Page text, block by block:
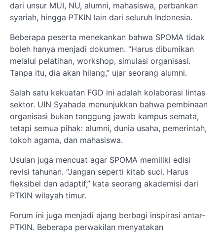
dari unsur MUI, NU, alumni, mahasiswa, perbankan
syariah, hingga PTKIN lain dari seluruh Indonesia.
Beberapa peserta menekankan bahwa SPOMA tidak
boleh hanya menjadi dokumen. “Harus dibumikan
melalui pelatihan, workshop, simulasi organisasi.
Tanpa itu, dia akan hilang,” ujar seorang alumni.
Salah satu kekuatan FGD ini adalah kolaborasi lintas
sektor. UIN Syahada menunjukkan bahwa pembinaan
organisasi bukan tanggung jawab kampus semata,
tetapi semua pihak: alumni, dunia usaha, pemerintah,
tokoh agama, dan mahasiswa.
Usulan juga mencuat agar SPOMA memiliki edisi
revisi tahunan. “Jangan seperti kitab suci. Harus
fleksibel dan adaptif,” kata seorang akademisi dari
PTKIN wilayah timur.
Forum ini juga menjadi ajang berbagi inspirasi antar-
PTKIN. Beberapa perwakilan menyatakan